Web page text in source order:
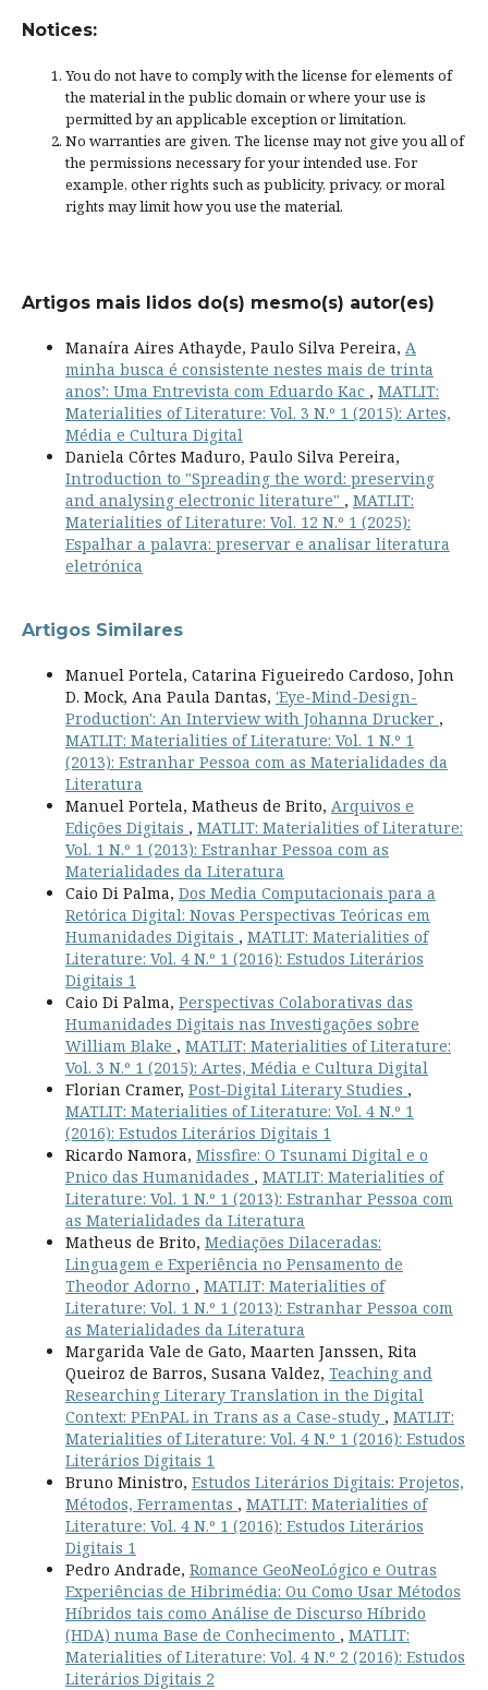
Notices:
You do not have to comply with the license for elements of
the material in the public domain or where your use is
permitted by an applicable exception or limitation.
No warranties are given. The license may not give you all of
the permissions necessary for your intended use. For
example, other rights such as publicity, privacy, or moral
rights may limit how you use the material.
Artigos mais lidos do(s) mesmo(s) autor(es)
Manaíra Aires Athayde, Paulo Silva Pereira, A
minha busca é consistente nestes mais de trinta
anos’: Uma Entrevista com Eduardo Kac , MATLIT:
Materialities of Literature: Vol. 3 N.º 1 (2015): Artes,
Média e Cultura Digital
Daniela Côrtes Maduro, Paulo Silva Pereira,
Introduction to "Spreading the word: preserving
and analysing electronic literature" , MATLIT:
Materialities of Literature: Vol. 12 N.º 1 (2025):
Espalhar a palavra: preservar e analisar literatura
eletrónica
Artigos Similares
Manuel Portela, Catarina Figueiredo Cardoso, John
D. Mock, Ana Paula Dantas, 'Eye-Mind-Design-
Production': An Interview with Johanna Drucker ,
MATLIT: Materialities of Literature: Vol. 1 N.º 1
(2013): Estranhar Pessoa com as Materialidades da
Literatura
Manuel Portela, Matheus de Brito, Arquivos e
Edições Digitais , MATLIT: Materialities of Literature:
Vol. 1 N.º 1 (2013): Estranhar Pessoa com as
Materialidades da Literatura
Caio Di Palma, Dos Media Computacionais para a
Retórica Digital: Novas Perspectivas Teóricas em
Humanidades Digitais , MATLIT: Materialities of
Literature: Vol. 4 N.º 1 (2016): Estudos Literários
Digitais 1
Caio Di Palma, Perspectivas Colaborativas das
Humanidades Digitais nas Investigações sobre
William Blake , MATLIT: Materialities of Literature:
Vol. 3 N.º 1 (2015): Artes, Média e Cultura Digital
Florian Cramer, Post-Digital Literary Studies ,
MATLIT: Materialities of Literature: Vol. 4 N.º 1
(2016): Estudos Literários Digitais 1
Ricardo Namora, Missfire: O Tsunami Digital e o
Pnico das Humanidades , MATLIT: Materialities of
Literature: Vol. 1 N.º 1 (2013): Estranhar Pessoa com
as Materialidades da Literatura
Matheus de Brito, Mediações Dilaceradas:
Linguagem e Experiência no Pensamento de
Theodor Adorno , MATLIT: Materialities of
Literature: Vol. 1 N.º 1 (2013): Estranhar Pessoa com
as Materialidades da Literatura
Margarida Vale de Gato, Maarten Janssen, Rita
Queiroz de Barros, Susana Valdez, Teaching and
Researching Literary Translation in the Digital
Context: PEnPAL in Trans as a Case-study , MATLIT:
Materialities of Literature: Vol. 4 N.º 1 (2016): Estudos
Literários Digitais 1
Bruno Ministro, Estudos Literários Digitais: Projetos,
Métodos, Ferramentas , MATLIT: Materialities of
Literature: Vol. 4 N.º 1 (2016): Estudos Literários
Digitais 1
Pedro Andrade, Romance GeoNeoLógico e Outras
Experiências de Hibrimédia: Ou Como Usar Métodos
Híbridos tais como Análise de Discurso Híbrido
(HDA) numa Base de Conhecimento , MATLIT:
Materialities of Literature: Vol. 4 N.º 2 (2016): Estudos
Literários Digitais 2